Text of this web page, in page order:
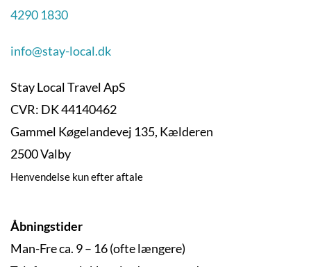
4290 1830
info@stay-local.dk
Stay Local Travel ApS
CVR: DK 44140462
Gammel Køgelandevej 135, Kælderen
2500 Valby
Henvendelse kun efter aftale
Åbningstider
Man-Fre ca. 9 – 16 (ofte længere)